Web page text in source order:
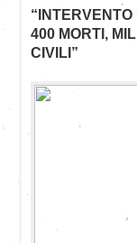
400 MORTI,
CIVILI”